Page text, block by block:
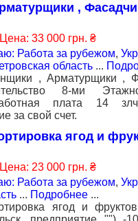
,
Цена: 33 000 грн. ₴
Работа за рубежом,
область ...
, Арматурщики ,
8-ми
плата 14
за свой счет.
ягод и
Цена: 23 000 грн. ₴
Работа за рубежом,
... Подробнее ...
ягод и